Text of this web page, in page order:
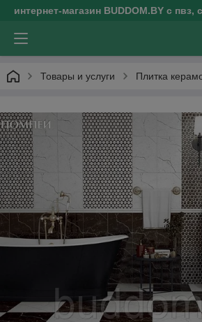
интернет-магазин BUDDOM.BY с
Товары и услуги Плитка